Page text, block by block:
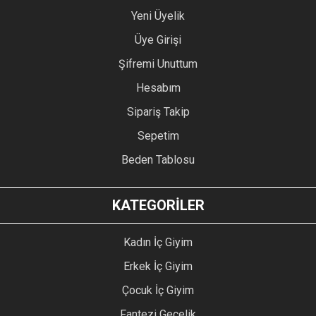
Yeni Üyelik
Üye Girişi
Şifremi Unuttum
Hesabım
Sipariş Takip
Sepetim
Beden Tablosu
KATEGORİLER
Kadın İç Giyim
Erkek İç Giyim
Çocuk İç Giyim